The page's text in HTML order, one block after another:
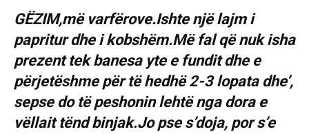
GËZIM,më varfërove.Ishte një lajm i
papritur dhe i kobshëm.Më fal që nuk isha
prezent tek banesa yte e fundit dhe e
përjetëshme për të hedhë 2-3 lopata dhe’,
sepse do të peshonin lehtë nga dora e
vëllait tënd binjak.Jo pse s’doja, por s’e